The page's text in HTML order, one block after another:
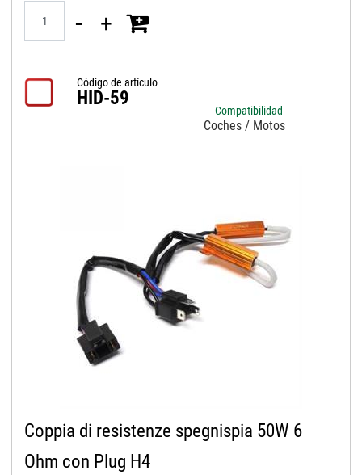
Código de artículo
HID-59
Compatibilidad
Coches / Motos
Coppia di resistenze spegnispia 50W 6
Ohm con Plug H4